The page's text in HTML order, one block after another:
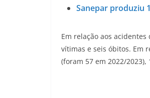
Sanepar produziu
Em relação aos
vítimas e seis óbitos. Em
(foram 57 em 2022/2023),